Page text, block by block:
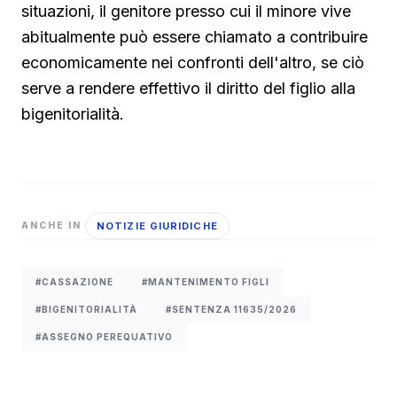
situazioni, il genitore presso cui il minore vive
abitualmente può essere chiamato a contribuire
economicamente nei confronti dell'altro, se ciò
serve a rendere effettivo il diritto del figlio alla
bigenitorialità.
ANCHE IN NOTIZIE GIURIDICHE
#CASSAZIONE #MANTENIMENTO FIGLI
#BIGENITORIALITÀ #SENTENZA 11635/2026
#ASSEGNO PEREQUATIVO